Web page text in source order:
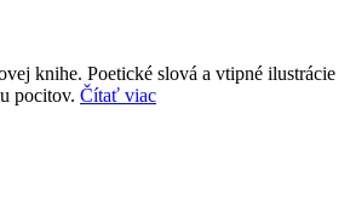
knihe. Poetické slová a vtipné ilustrácie
pocitov. Čítať viac